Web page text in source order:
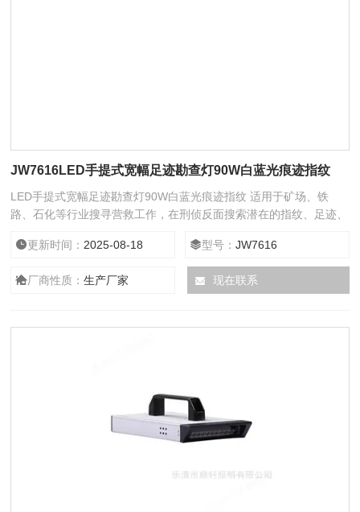
JW7616LED手提式宽幅足迹勘查灯90W白蓝光痕迹指纹
LED手提式宽幅足迹勘查灯90W白蓝光痕迹指纹 适用于矿场、铁
路、石化等行业搜寻营救工作，在刑侦反面搜索潜在的指纹、足迹、
更新时间： 2025-08-18 型号：JW7616
厂商性质：生产厂家 现在联系